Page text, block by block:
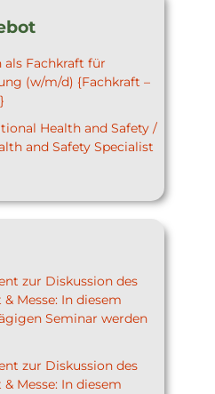
Fachkraft für
(w/m/d) {Fachkraft –
Health and Safety /
and Safety Specialist
zur Diskussion des
Messe: In diesem
Seminar werden
zur Diskussion des
Messe: In diesem